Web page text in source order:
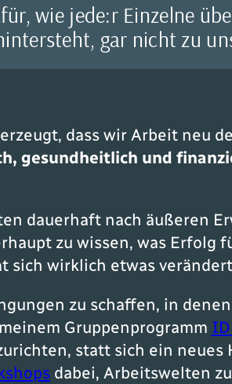
wie jede:r Einzelne
gar nicht zu
dass wir Arbeit neu
gesundheitlich und
dauerhaft nach äußeren
zu wissen, was Erfolg
sich wirklich etwas
zu schaffen, in
Gruppenprogramm
statt sich ein neues
dabei, Arbeitswelten